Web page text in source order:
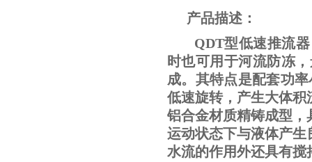
产品描述：
QDT型低速推流
时也可用于河流防冻
成。其特点是配套功
低速旋转，产生大体
铝合金材质精铸成型
运动状态下与液体产
水流的作用外还具有搅